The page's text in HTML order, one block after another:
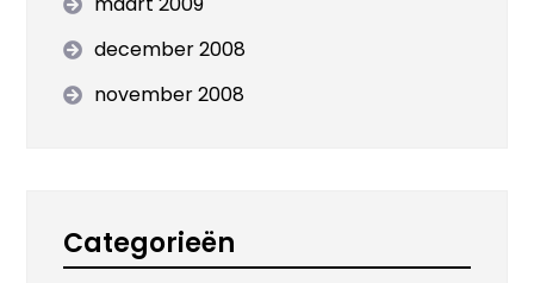
december 2008
november 2008
Categorieën